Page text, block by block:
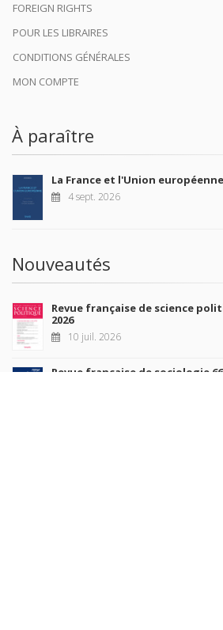
FOREIGN RIGHTS
POUR LES LIBRAIRES
CONDITIONS GÉNÉRALES
MON COMPTE
À paraître
La France et l'Union européenne
4 sept. 2026
Nouveautés
Revue française de science
2026
10 juil. 2026
Revue française de sociologie